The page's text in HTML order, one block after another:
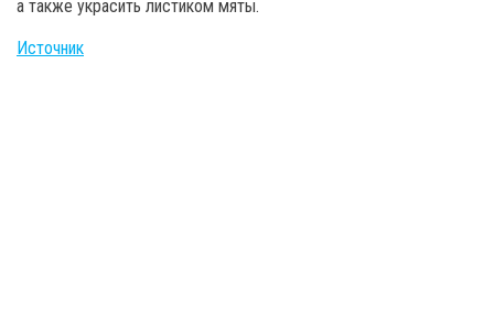
а также украсить листиком мяты.
Источник